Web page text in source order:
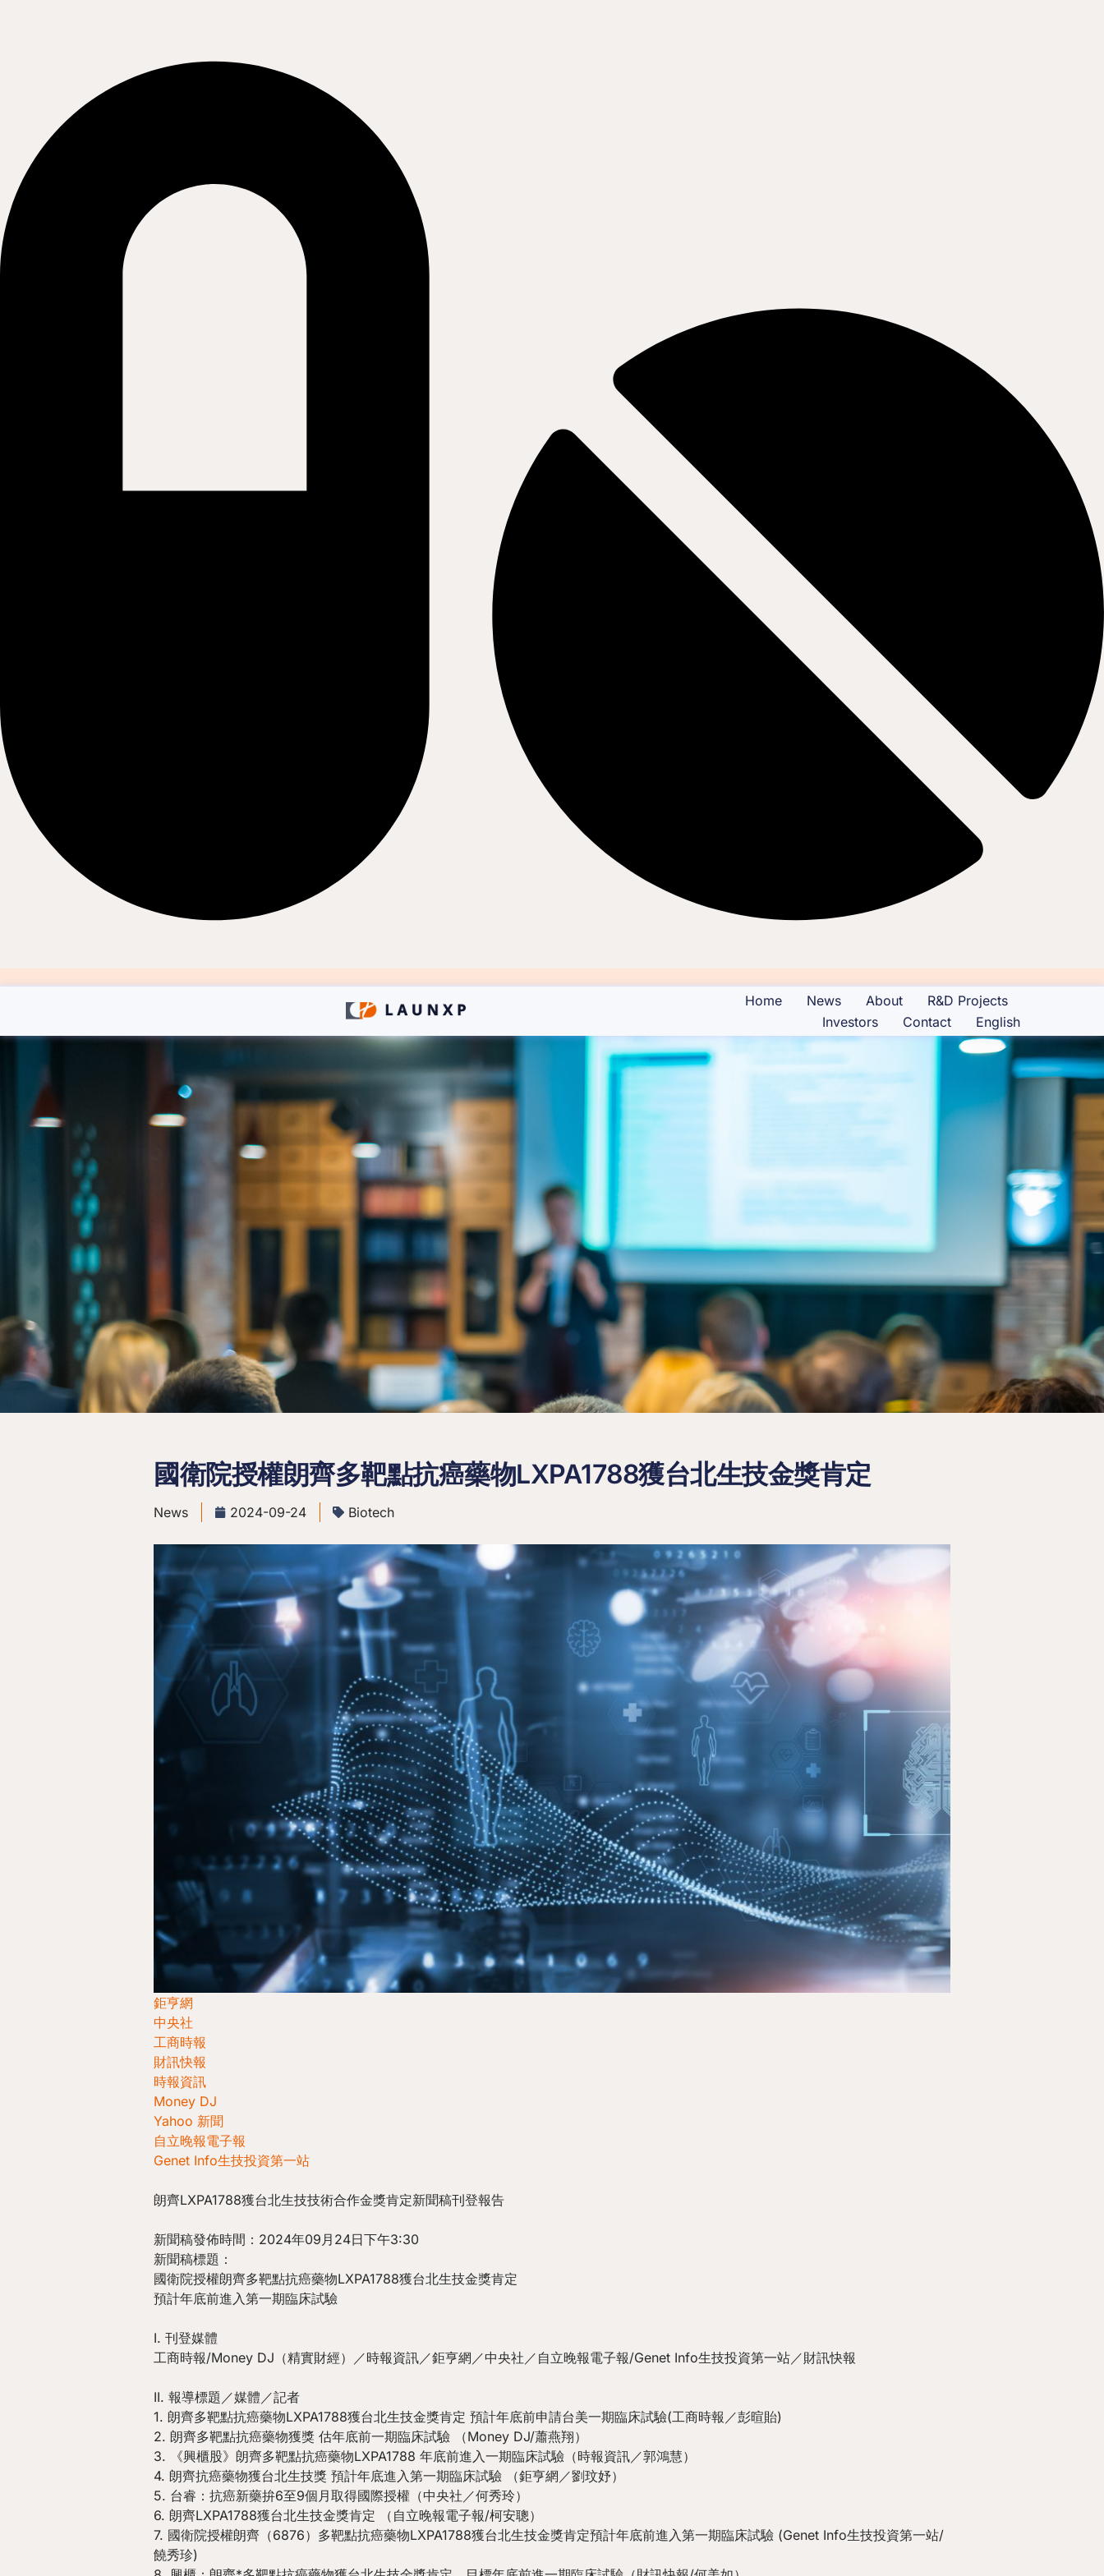
Home News About
R&D Projects
Investors
Contact English
國衛院授權朗齊多靶點抗癌藥物LXPA1788獲台北生技金獎肯定
News 2024-09-24 Biotech
鉅亨網
中央社
工商時報
財訊快報
時報資訊
Money DJ
Yahoo 新聞
自立晚報電子報
Genet Info生技投資第一站
朗齊LXPA1788獲台北生技技術合作金獎肯定新聞稿刊登報告
新聞稿發佈時間：2024年09月24日下午3:30
新聞稿標題：
國衛院授權朗齊多靶點抗癌藥物LXPA1788獲台北生技金獎肯定
預計年底前進入第一期臨床試驗
I. 刊登媒體
工商時報/Money DJ（精實財經）／時報資訊／鉅亨網／中央社／自立晚報電子報/Genet Info生技投資第一站／財訊快報
II. 報導標題／媒體／記者
1. 朗齊多靶點抗癌藥物LXPA1788獲台北生技金獎肯定 預計年底前申請台美一期臨床試驗(工商時報／彭暄貽)
2. 朗齊多靶點抗癌藥物獲獎 估年底前一期臨床試驗 （Money DJ/蕭燕翔）
3. 《興櫃股》朗齊多靶點抗癌藥物LXPA1788 年底前進入一期臨床試驗（時報資訊／郭鴻慧）
4. 朗齊抗癌藥物獲台北生技獎 預計年底進入第一期臨床試驗 （鉅亨網／劉玟妤）
5. 台睿：抗癌新藥拚6至9個月取得國際授權（中央社／何秀玲）
6. 朗齊LXPA1788獲台北生技金獎肯定 （自立晚報電子報/柯安聰）
7. 國衛院授權朗齊（6876）多靶點抗癌藥物LXPA1788獲台北生技金獎肯定預計年底前進入第一期臨床試驗 (Genet Info生技投資第一站/
饒秀珍)